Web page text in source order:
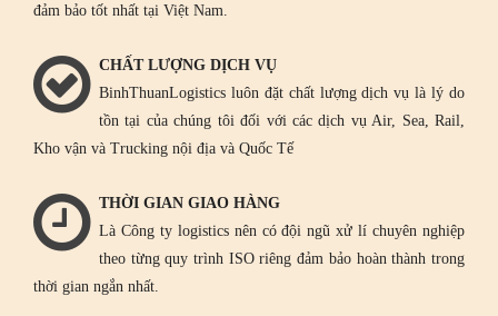
đảm bảo tốt nhất tại Việt Nam.
CHẤT LƯỢNG DỊCH VỤ
BinhThuanLogistics luôn đặt chất lượng dịch vụ là lý do
tồn tại của chúng tôi đối với các dịch vụ Air, Sea, Rail,
Kho vận và Trucking nội địa và Quốc Tế
THỜI GIAN GIAO HÀNG
Là Công ty logistics nên có đội ngũ xử lí chuyên nghiệp
theo từng quy trình ISO riêng đảm bảo hoàn thành trong
thời gian ngắn nhất.